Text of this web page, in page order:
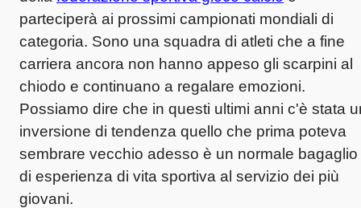
parteciperà ai prossimi campionati mondiali di
categoria. Sono una squadra di atleti che a fine
carriera ancora non hanno appeso gli scarpini al
chiodo e continuano a regalare emozioni.
Possiamo dire che in questi ultimi anni c'è stata
inversione di tendenza quello che prima poteva
sembrare vecchio adesso è un normale bagaglio
di esperienza di vita sportiva al servizio dei più
giovani.